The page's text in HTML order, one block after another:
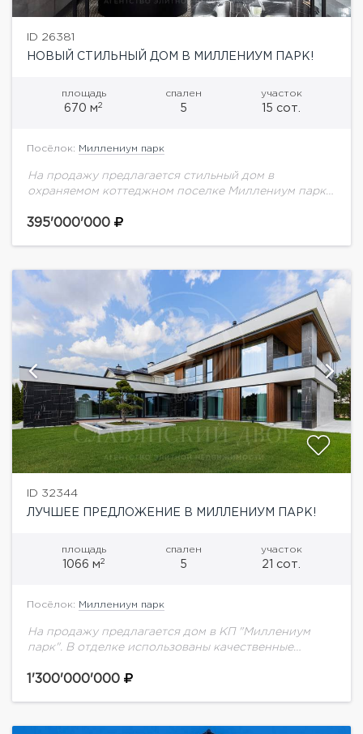
ID 26381
НОВЫЙ СТИЛЬНЫЙ ДОМ В МИЛЛЕНИУМ ПАРК!
площадь
670 м2
спален
5
участок
15 сот.
Посёлок: Миллениум парк
На продажу предлагается стильный дом в
охраняемом коттеджном поселке Миллениум парк
столовая, холл, TV-зона, прихожая, гардероб, с/у,
395'000'000
ID 32344
ЛУЧШЕЕ ПРЕДЛОЖЕНИЕ В МИЛЛЕНИУМ ПАРК!
площадь
1066 м2
спален
5
участок
21 сот.
Посёлок: Миллениум парк
На продажу предлагается дом в КП "Миллениум
парк". В отделке использованы качественные
Панорамное остекление Alutech. Сантехника
1'300'000'000